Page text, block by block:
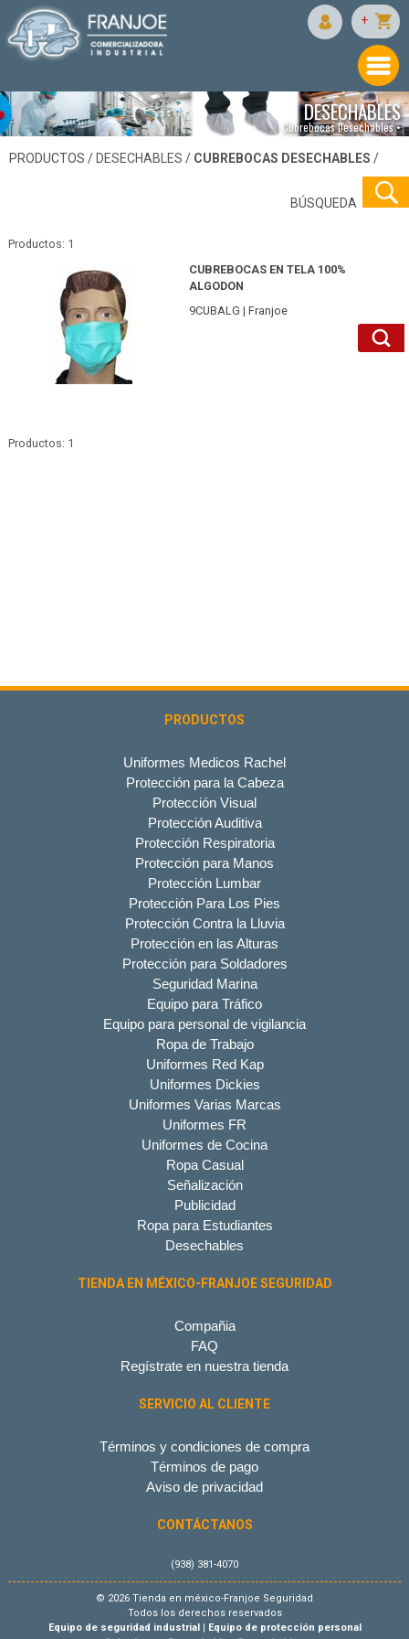
+
DESECHABLES
Cubrebocas Desechables •
PRODUCTOS / DESECHABLES / CUBREBOCAS DESECHABLES /
BÚSQUEDA
Productos: 1
CUBREBOCAS EN TELA 100%
ALGODON
9CUBALG | Franjoe
Productos: 1
PRODUCTOS
Uniformes Medicos Rachel
Protección para la Cabeza
Protección Visual
Protección Auditiva
Protección Respiratoria
Protección para Manos
Protección Lumbar
Protección Para Los Pies
Protección Contra la Lluvia
Protección en las Alturas
Protección para Soldadores
Seguridad Marina
Equipo para Tráfico
Equipo para personal de vigilancia
Ropa de Trabajo
Uniformes Red Kap
Uniformes Dickies
Uniformes Varias Marcas
Uniformes FR
Uniformes de Cocina
Ropa Casual
Señalización
Publicidad
Ropa para Estudiantes
Desechables
TIENDA EN MÉXICO-FRANJOE SEGURIDAD
Compañia
FAQ
Regístrate en nuestra tienda
SERVICIO AL CLIENTE
Términos y condiciones de compra
Términos de pago
Aviso de privacidad
CONTÁCTANOS
(938) 381-4070
© 2026 Tienda en méxico-Franjoe Seguridad
Todos los derechos reservados
Equipo de seguridad industrial
Equipo de protección personal